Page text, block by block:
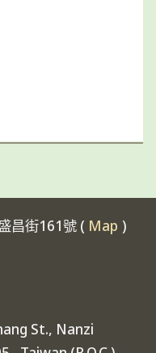
昌街161號 ( Map )
St., Nanzi